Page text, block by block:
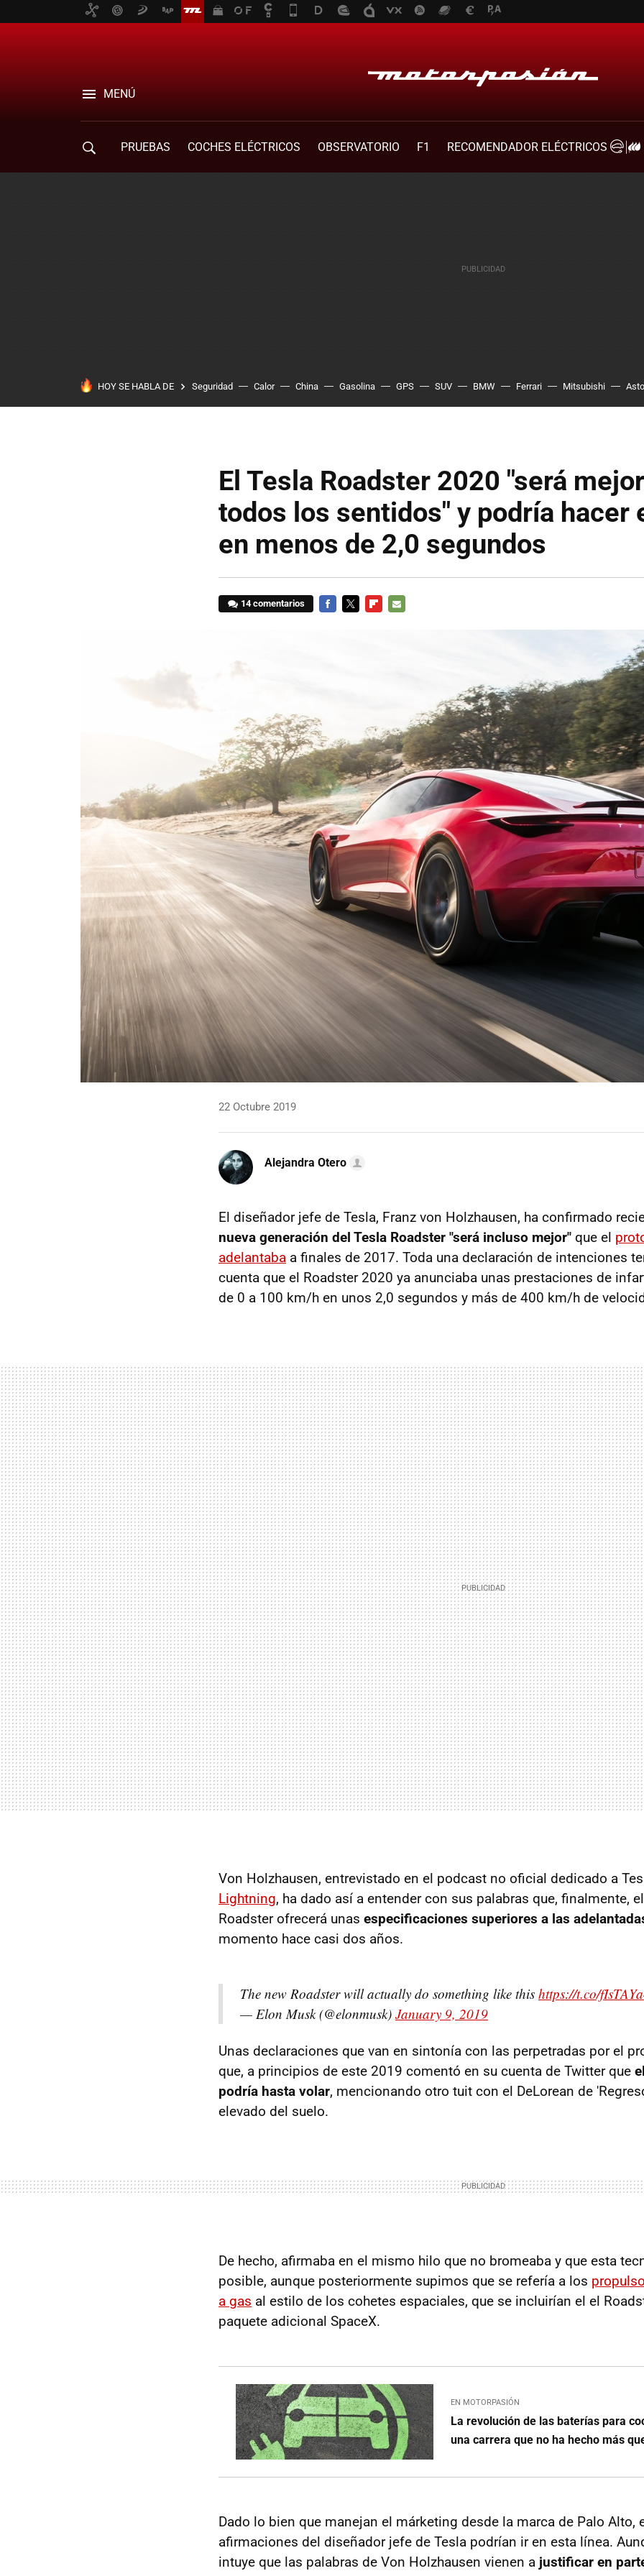
MENÚ
PRUEBAS COCHES ELÉCTRICOS OBSERVATORIO F1
RECOMENDADOR ELÉCTRICOS
HOY SE HABLA DE Seguridad Calor China Gasolina GPS SUV BMW Ferrari Mitsubishi
El Tesla Roadster 2020 "será
todos los sentidos" y podría hacer
en menos de 2,0 segundos
14 comentarios
22 Octubre 2019
Alejandra Otero
El diseñador jefe de Tesla, Franz von Holzhausen, ha confirmado
nueva generación del Tesla Roadster "será incluso mejor" que el
adelantaba a finales de 2017. Toda una declaración de intenciones
cuenta que el Roadster 2020 ya anunciaba unas prestaciones de
de 0 a 100 km/h en unos 2,0 segundos y más de 400 km/h de
Von Holzhausen, entrevistado en el podcast no oficial dedicado a
Lightning, ha dado así a entender con sus palabras que, finalmente,
Roadster ofrecerá unas especificaciones superiores a las
momento hace casi dos años.
The new Roadster will actually do something like this https://t.co/
— Elon Musk (@elonmusk) January 9, 2019
Unas declaraciones que van en sintonía con las perpetradas por el
que, a principios de este 2019 comentó en su cuenta de Twitter que
podría hasta volar, mencionando otro tuit con el DeLorean de
elevado del suelo.
De hecho, afirmaba en el mismo hilo que no bromeaba y que esta
posible, aunque posteriormente supimos que se refería a los
a gas al estilo de los cohetes espaciales, que se incluirían el el
paquete adicional SpaceX.
EN MOTORPASIÓN
La revolución de las baterías para
una carrera que no ha hecho más
Dado lo bien que manejan el márketing desde la marca de Palo Alto,
afirmaciones del diseñador jefe de Tesla podrían ir en esta línea.
intuye que las palabras de Von Holzhausen vienen a justificar en